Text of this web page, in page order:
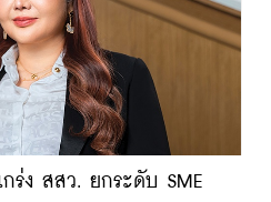
ง สสว. ยกระดับ SME